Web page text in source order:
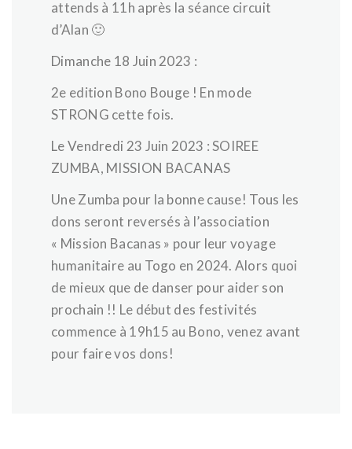
attends à 11h après la séance circuit
d’Alan 🙂
Dimanche 18 Juin 2023 :
2e edition Bono Bouge ! En mode
STRONG cette fois.
Le Vendredi 23 Juin 2023 : SOIREE
ZUMBA, MISSION BACANAS
Une Zumba pour la bonne cause! Tous les
dons seront reversés à l’association
« Mission Bacanas » pour leur voyage
humanitaire au Togo en 2024. Alors quoi
de mieux que de danser pour aider son
prochain !! Le début des festivités
commence à 19h15 au Bono, venez avant
pour faire vos dons!